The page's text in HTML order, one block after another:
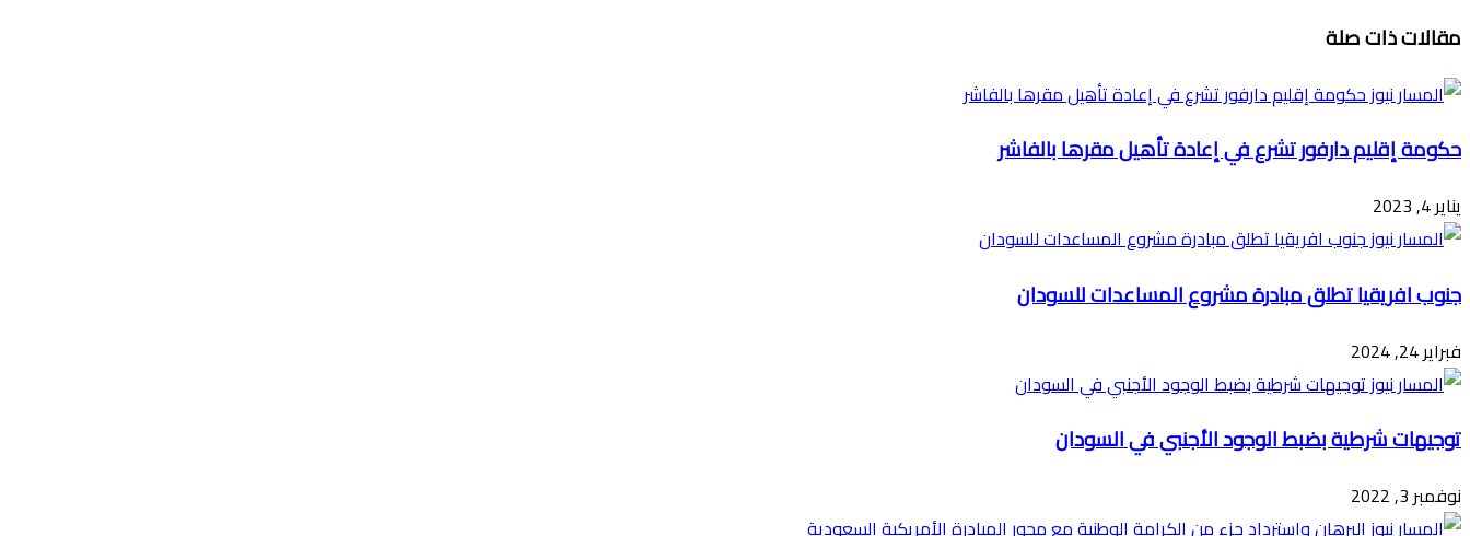
عبر
البريد
مقالات ذات صلة
حكومة إقليم دارفور تشرع في إعادة تأهيل مقرها بالفاشر
يناير 4, 2023
جنوب افريقيا تطلق مبادرة مشروع المساعدات للسودان
فبراير 24, 2024
توجيهات شرطية بضبط الوجود الأجنبي في السودان
نوفمبر 3, 2022